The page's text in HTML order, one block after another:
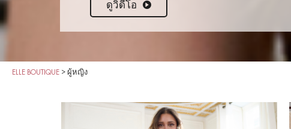
ดูวิดีโอ
ELLE BOUTIQUE > ผู้หญิง